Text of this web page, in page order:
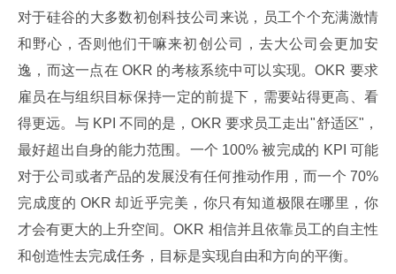
对于硅谷的大多数初创科技公司来说，员工个个充满激情
和野心，否则他们干嘛来初创公司，去大公司会更加安
逸，而这一点在 OKR 的考核系统中可以实现。OKR 要求
雇员在与组织目标保持一定的前提下，需要站得更高、看
得更远。与 KPI 不同的是，OKR 要求员工走出"舒适区"，
最好超出自身的能力范围。一个 100% 被完成的 KPI 可能
对于公司或者产品的发展没有任何推动作用，而一个 70%
完成度的 OKR 却近乎完美，你只有知道极限在哪里，你
才会有更大的上升空间。OKR 相信并且依靠员工的自主性
和创造性去完成任务，目标是实现自由和方向的平衡。